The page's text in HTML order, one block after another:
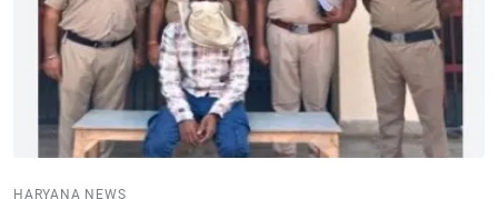
HARYANA NEWS